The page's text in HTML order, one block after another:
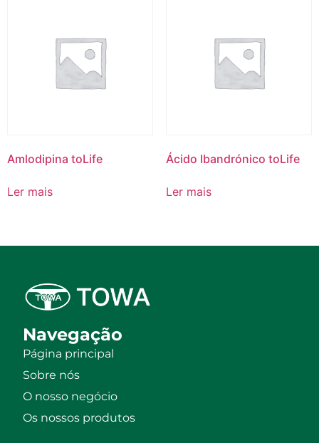
Amlodipina toLife
Ler mais
Ácido Ibandrónico toLife
Ler mais
Navegação
Página principal
Sobre nós
O nosso negócio
Os nossos produtos